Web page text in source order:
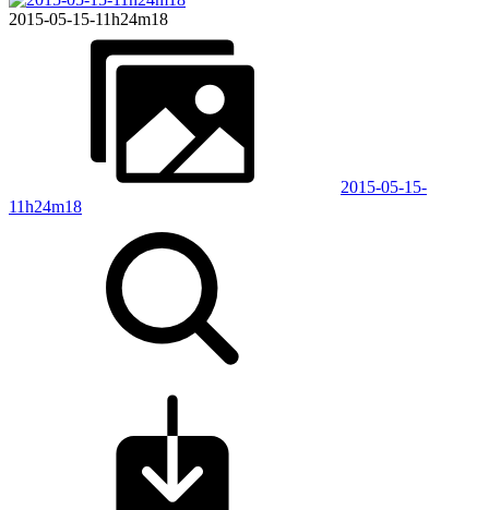
2015-05-15-11h24m18
2015-05-15-
11h24m18